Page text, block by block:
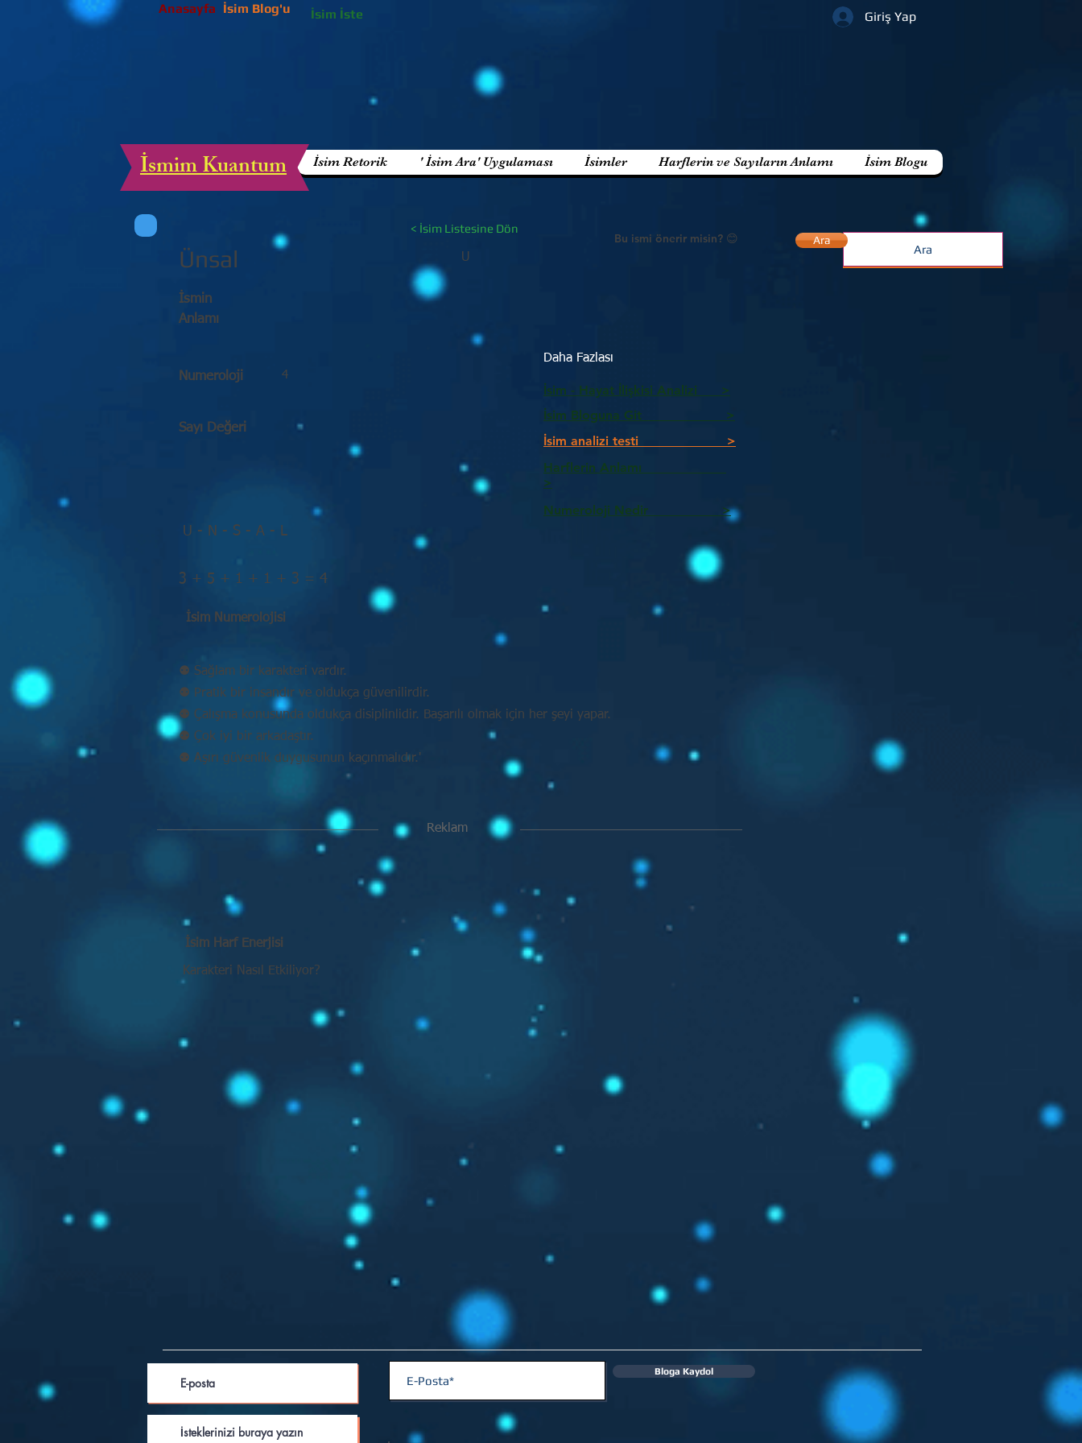
Anasayfa
Giriş Yap
İsim Blog'u İsim İste
İsim Retorik ' İsim Ara' Uygulaması İsimler Harflerin ve Sayıların Anlamı İsim Blogu
İsmim Kuantum
< İsim Listesine Dön
Ünsal U
Bu ismi önerir misin? 😊
İsmin
Anlamı
Numeroloji 4
Sayı Değeri
U - N - S - A - L
Daha Fazlası
İsim - Hayat İlişkisi Analizi >
İsim Bloguna Git >
İsim analizi testi >
Harflerin Anlamı
>
Numeroloji Nedir_________ >
3 + 5 + 1 + 1 + 3 = 4
İsim Numerolojisi
⚉ Sağlam bir karakteri vardır.
⚉ Pratik bir insandır ve oldukça güvenilirdir.
⚉ Çalışma konusunda oldukça disiplinlidir. Başarılı olmak için her şeyi yapar.
⚉ Çok iyi bir arkadaştır.
⚉ Aşırı güvenlik duygusunun kaçınmalıdır.'
Reklam
İsim Harf Enerjisi
Karakteri Nasıl Etkiliyor?
Ara
Bloga Kaydol